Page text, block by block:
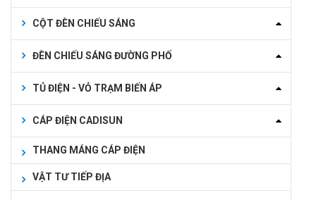
CỘT ĐÈN CHIẾU SÁNG
ĐÈN CHIẾU SÁNG ĐƯỜNG PHỐ
TỦ ĐIỆN - VỎ TRẠM BIẾN ÁP
CÁP ĐIỆN CADISUN
THANG MÁNG CÁP ĐIỆN
VẬT TƯ TIẾP ĐỊA